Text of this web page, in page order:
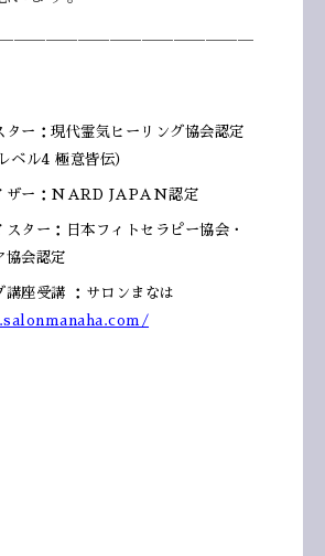
ター：現代霊気ヒーリング協会認定
ベル4 極意皆伝）
ザー：NARD JAPAN認定
スター：日本フィトセラピー協会・
協会認定
講座受講 ：サロンまなは